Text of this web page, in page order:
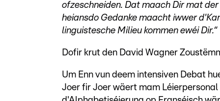
ofzeschneiden. Dat maach Dir mat
heiansdo Gedanke maacht iwwer
linguistesche Milieu kommen ewéi Dir.“
Dofir krut den David Wagner
Um Enn vun deem intensiven Debat
Joer fir Joer wäert mam Léierpersonal